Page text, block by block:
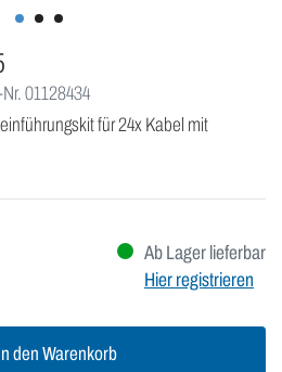
01128434
für 24x Kabel mit
Ab Lager lieferbar
Hier registrieren
In den Warenkorb